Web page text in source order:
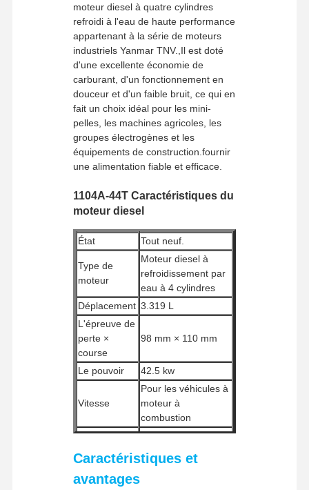
moteur diesel à quatre cylindres
refroidi à l'eau de haute performance
appartenant à la série de moteurs
industriels Yanmar TNV.,Il est doté
d'une excellente économie de
carburant, d'un fonctionnement en
douceur et d'un faible bruit, ce qui en
fait un choix idéal pour les mini-
pelles, les machines agricoles, les
groupes électrogènes et les
équipements de construction.fournir
une alimentation fiable et efficace.
1104A-44T Caractéristiques du
moteur diesel
État Tout neuf.
Type de
moteur
Moteur diesel à
refroidissement par
eau à 4 cylindres
Déplacement 3.319 L
L'épreuve de
perte ×
course
98 mm × 110 mm
Le pouvoir 42.5 kw
Vitesse
Pour les véhicules à
moteur à
combustion
carburant
Système
d'injection de
Caractéristiques et
avantages